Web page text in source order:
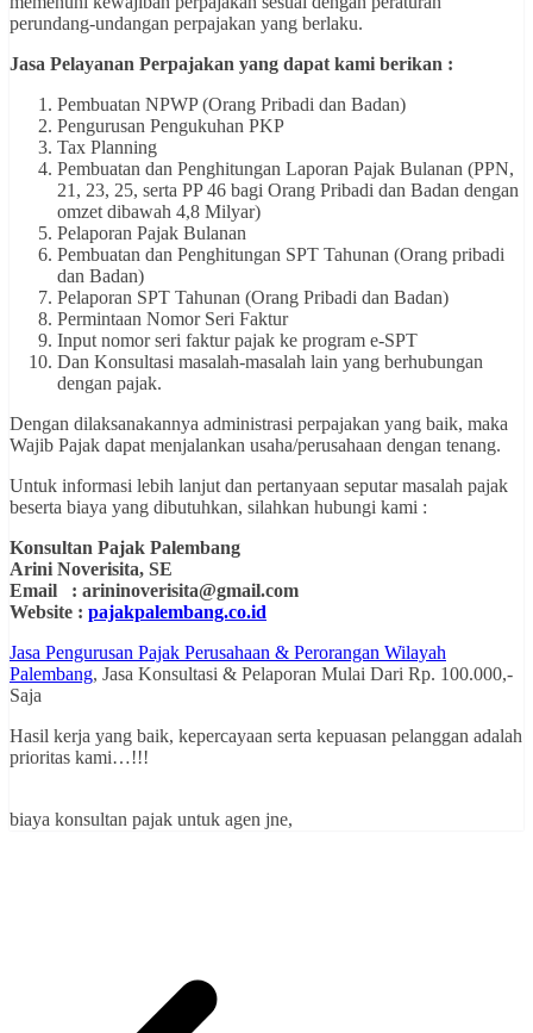
perundang-undangan perpajakan yang berlaku.
Jasa Pelayanan Perpajakan yang dapat kami berikan :
Pembuatan NPWP (Orang Pribadi dan Badan)
Pengurusan Pengukuhan PKP
Tax Planning
Pembuatan dan Penghitungan Laporan Pajak Bulanan (PPN,
21, 23, 25, serta PP 46 bagi Orang Pribadi dan Badan dengan
omzet dibawah 4,8 Milyar)
Pelaporan Pajak Bulanan
Pembuatan dan Penghitungan SPT Tahunan (Orang pribadi
dan Badan)
Pelaporan SPT Tahunan (Orang Pribadi dan Badan)
Permintaan Nomor Seri Faktur
Input nomor seri faktur pajak ke program e-SPT
Dan Konsultasi masalah-masalah lain yang berhubungan
dengan pajak.
Dengan dilaksanakannya administrasi perpajakan yang baik, maka
Wajib Pajak dapat menjalankan usaha/perusahaan dengan tenang.
Untuk informasi lebih lanjut dan pertanyaan seputar masalah pajak
beserta biaya yang dibutuhkan, silahkan hubungi kami :
Konsultan Pajak Palembang
Arini Noverisita, SE
Email : arininoverisita@gmail.com
Website : pajakpalembang.co.id
Jasa Pengurusan Pajak Perusahaan & Perorangan Wilayah
Palembang, Jasa Konsultasi & Pelaporan Mulai Dari Rp. 100.000,-
Saja
Hasil kerja yang baik, kepercayaan serta kepuasan pelanggan adalah
prioritas kami…!!!
biaya konsultan pajak untuk agen jne,